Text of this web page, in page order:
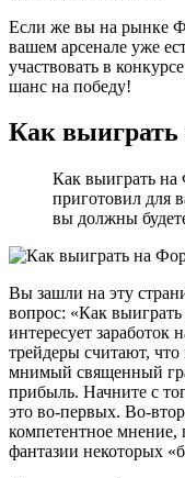
Если же вы на рынке
вашем арсенале уже
участвовать в
шанс на победу!
Как выиграть
Как выиграть на
приготовил для
вы должны
Вы зашли на эту
вопрос: «Как
интересует
трейдеры считают, что
мнимый священный
прибыль. Начните с
это во-первых. Во-
компетентное мнение,
фантазии некоторых